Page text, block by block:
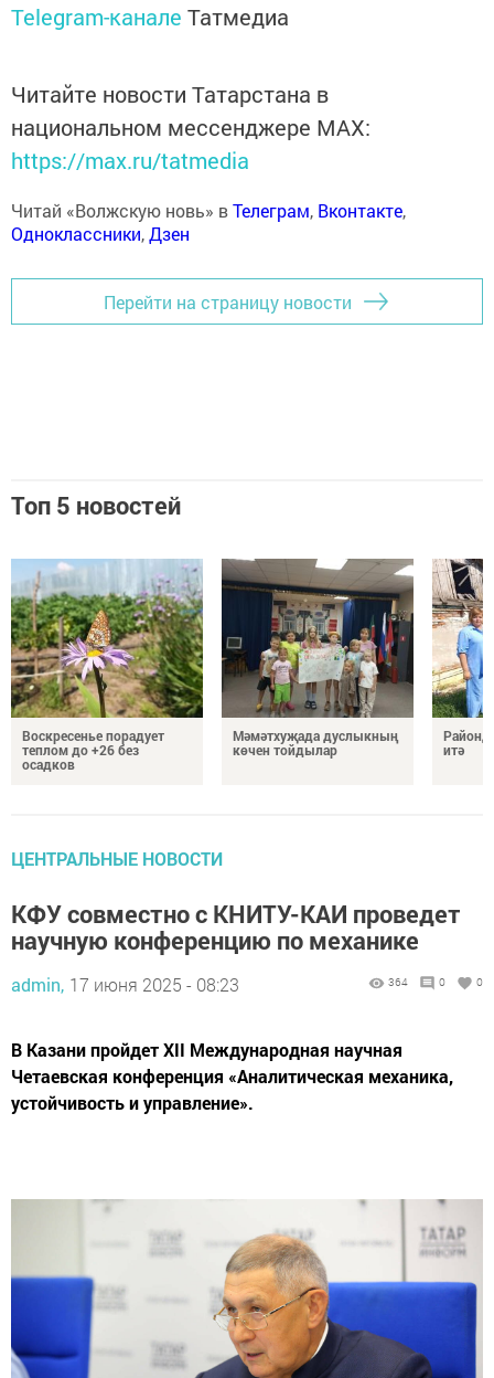
Telegram-канале Татмедиа
Читайте новости Татарстана в
национальном мессенджере MАХ:
https://max.ru/tatmedia
Читай «Волжскую новь» вТелеграм, Вконтакте,
Одноклассники,Дзен
Перейти на страницу новости
Топ 5 новостей
Воскресенье порадует
теплом до +26 без
осадков
Мәмәтхуҗада дуслыкның
көчен тойдылар
итә
ЦЕНТРАЛЬНЫЕ НОВОСТИ
КФУ совместно с КНИТУ-КАИ проведет
научную конференцию по механике
admin, 17 июня 2025 - 08:23 364 0 0
В Казани пройдет XII Международная научная
Четаевская конференция «Аналитическая механика,
устойчивость и управление».